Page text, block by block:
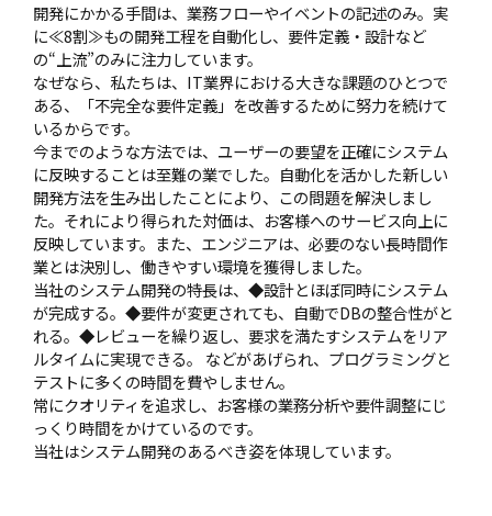
開発にかかる手間は、業務フローやイベントの記述のみ。実
に≪8割≫もの開発工程を自動化し、要件定義・設計など
の“上流”のみに注力しています。
なぜなら、私たちは、IT業界における大きな課題のひとつで
ある、「不完全な要件定義」を改善するために努力を続けて
いるからです。
今までのような方法では、ユーザーの要望を正確にシステム
に反映することは至難の業でした。自動化を活かした新しい
開発方法を生み出したことにより、この問題を解決しまし
た。それにより得られた対価は、お客様へのサービス向上に
反映しています。また、エンジニアは、必要のない長時間作
業とは決別し、働きやすい環境を獲得しました。
当社のシステム開発の特長は、◆設計とほぼ同時にシステム
が完成する。◆要件が変更されても、自動でDBの整合性がと
れる。◆レビューを繰り返し、要求を満たすシステムをリア
ルタイムに実現できる。 などがあげられ、プログラミングと
テストに多くの時間を費やしません。
常にクオリティを追求し、お客様の業務分析や要件調整にじ
っくり時間をかけているのです。
当社はシステム開発のあるべき姿を体現しています。